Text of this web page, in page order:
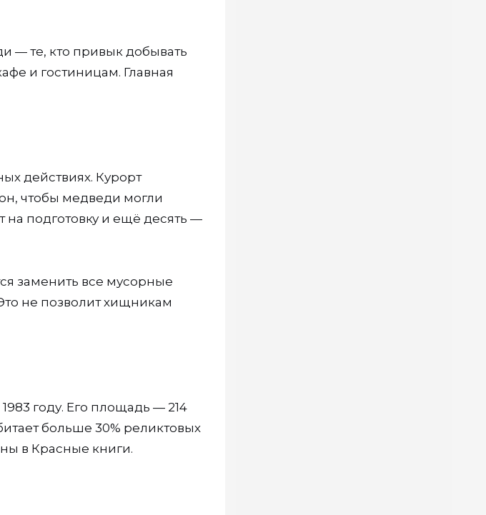
— те, кто привык добывать
и гостиницам. Главная
действиях. Курорт
чтобы медведи могли
на подготовку и ещё десять —
заменить все мусорные
не позволит хищникам
году. Его площадь — 214
больше 30% реликтовых
в Красные книги.